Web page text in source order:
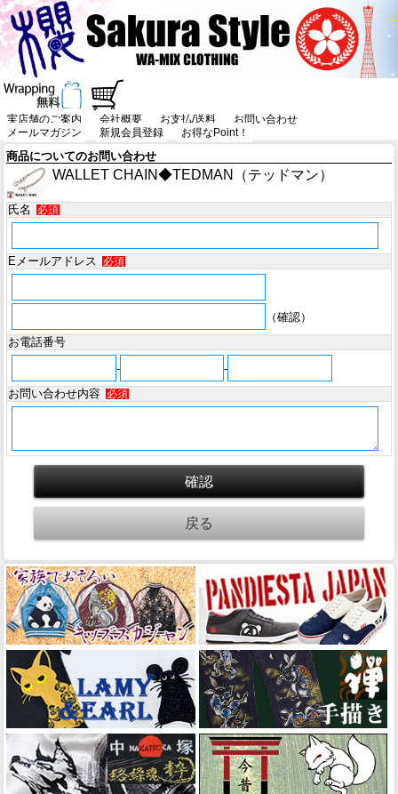
実店舗のご案内 会社概要 お支払/送料
お問い合わせ
メールマガジン
新規会員登録 お得なPoint！
商品についてのお問い合わせ
WALLET CHAIN◆TEDMAN（テッドマン）
氏名 必須
Eメールアドレス 必須
（確認）
お電話番号
-
-
お問い合わせ内容
必須